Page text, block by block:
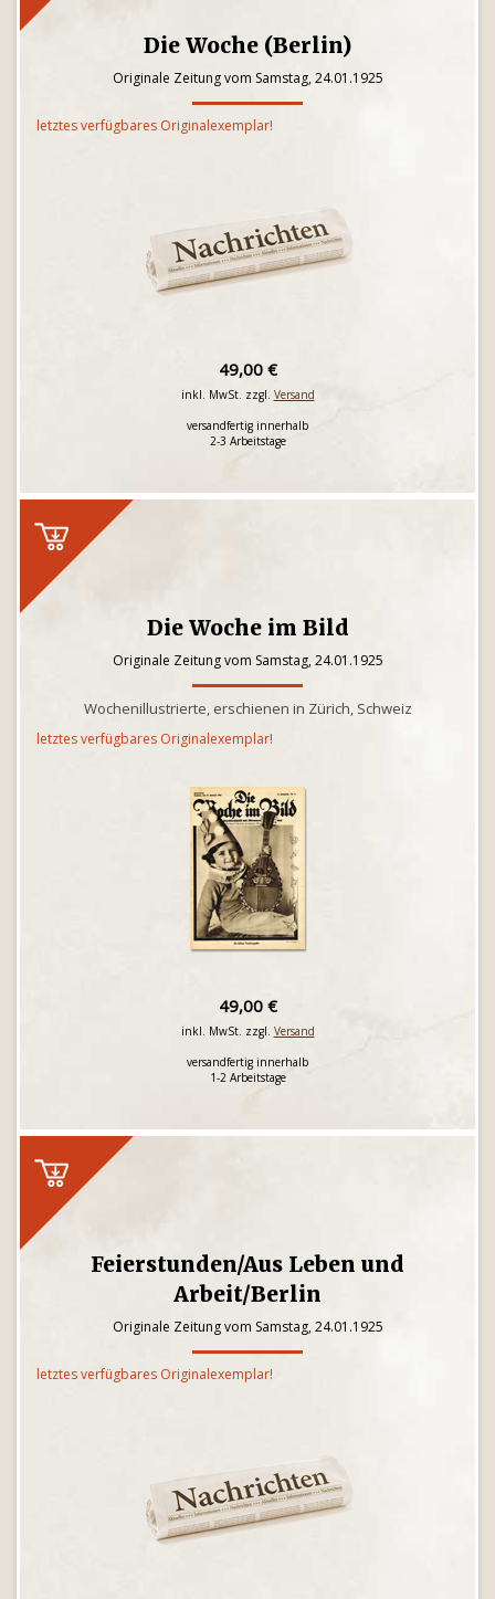
Die Woche (Berlin)
Originale Zeitung vom Samstag, 24.01.1925
letztes verfügbares Originalexemplar!
49,00 €
inkl. MwSt. zzgl. Versand
versandfertig innerhalb
2-3 Arbeitstage
Die Woche im Bild
Originale Zeitung vom Samstag, 24.01.1925
Wochenillustrierte, erschienen in Zürich, Schweiz
letztes verfügbares Originalexemplar!
49,00 €
inkl. MwSt. zzgl. Versand
versandfertig innerhalb
1-2 Arbeitstage
Feierstunden/Aus Leben und
Arbeit/Berlin
Originale Zeitung vom Samstag, 24.01.1925
letztes verfügbares Originalexemplar!